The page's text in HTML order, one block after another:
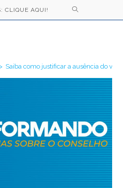
CLIQUE AQUI!
> Saiba como justificar a ausência do